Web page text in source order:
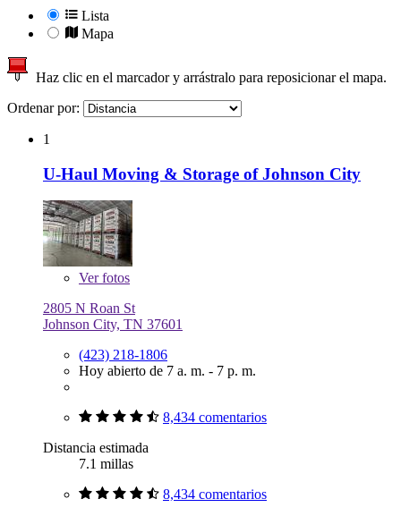
Lista
Mapa
Haz clic en el marcador y arrástralo para reposicionar el mapa.
Ordenar por:
1
U-Haul Moving & Storage of Johnson City
Verfotos
2805 N Roan St
Johnson City, TN 37601
(423) 218-1806
Hoy abierto de 7 a. m. - 7 p. m.
8,434 comentarios
Distancia estimada
7.1 millas
8,434 comentarios